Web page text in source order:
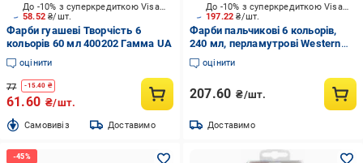
58.52₴/шт.
До -10% з суперкредиткою Visa Вигода
Фарби гуашеві Творчість 6
кольорів 60 мл 400202 Гамма UA
оцінити
77 -15.40 ₴
61.60 ₴/шт.
Cамовивіз Доставимо
197.22₴/шт.
До -10% з суперкредиткою Visa Вигода
Фарби пальчикові 6 кольорів,
240 мл, перламутрові Western
Industrial Group
оцінити
207.60 ₴/шт.
Доставимо